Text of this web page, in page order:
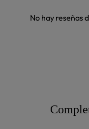
No hay reseñas